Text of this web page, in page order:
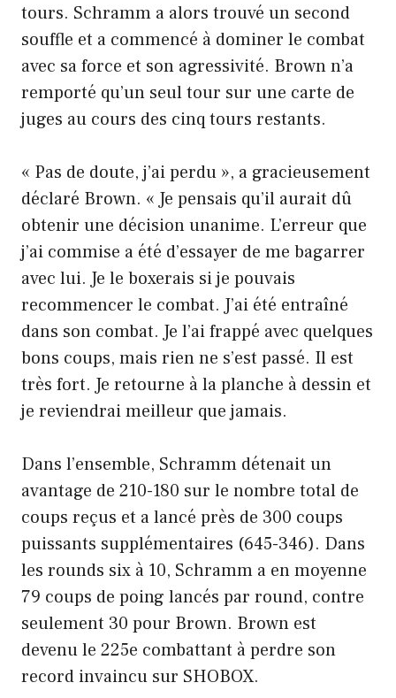
tours. Schramm a alors trouvé un second
souffle et a commencé à dominer le combat
avec sa force et son agressivité. Brown n’a
remporté qu’un seul tour sur une carte de
juges au cours des cinq tours restants.
« Pas de doute, j’ai perdu », a gracieusement
déclaré Brown. « Je pensais qu’il aurait dû
obtenir une décision unanime. L’erreur que
j’ai commise a été d’essayer de me bagarrer
avec lui. Je le boxerais si je pouvais
recommencer le combat. J’ai été entraîné
dans son combat. Je l’ai frappé avec quelques
bons coups, mais rien ne s’est passé. Il est
très fort. Je retourne à la planche à dessin et
je reviendrai meilleur que jamais.
Dans l’ensemble, Schramm détenait un
avantage de 210-180 sur le nombre total de
coups reçus et a lancé près de 300 coups
puissants supplémentaires (645-346). Dans
les rounds six à 10, Schramm a en moyenne
79 coups de poing lancés par round, contre
seulement 30 pour Brown. Brown est
devenu le 225e combattant à perdre son
record invaincu sur SHOBOX.